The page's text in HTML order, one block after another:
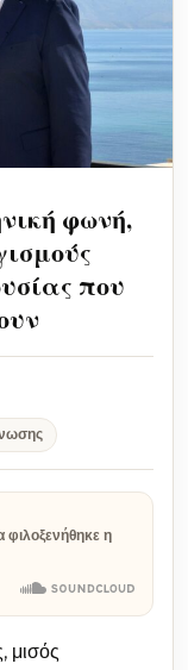
φωνή,
που
η
μισός